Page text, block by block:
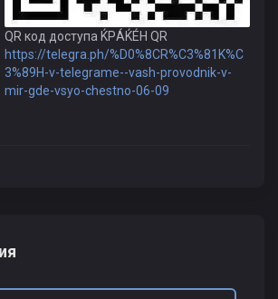
QR код доступа ЌРÁЌÉH QR
https://telegra.ph/%D0%8CR%C3%81K%C
3%89H-v-telegrame--vash-provodnik-v-
mir-gde-vsyo-chestno-06-09